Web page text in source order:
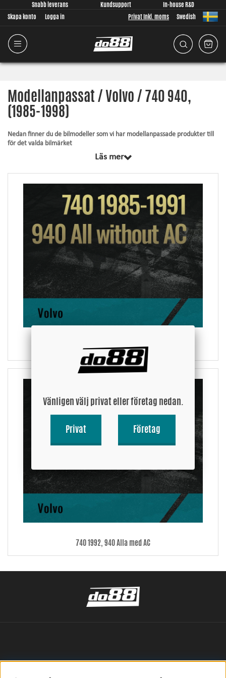
Snabb leverans Kundsupport
In-house R&D
Skapa konto
Logga in Privat Inkl. moms Swedish
Modellanpassat / Volvo / 740 940,
(1985-1998)
Nedan finner du de bilmodeller som vi har modellanpassade produkter till
för det valda bilmärket
Gemensamt för samtliga produkter inom denna kategori är att de är
krävs för montering.
– tål högre tryck, tål högre temperatur, förhöjer utseendet och
ger ökad driftsäkerhet.
– ökade flöden, lägre tryckfall och mjukare radier ger bättre
– ökade flöden, lägre tryckfall samt bättre kylning ger en
större luftmassa i insuget – effekt!
Vattenkylare – modern teknik med dubbla rader samt helsvetsade gavlar
ger förbättrad kylning och driftsäkerhet.
– utökad cellpaketsvolym och kylarea motverkar överhettning.
Läs mer
740 1985-1991, 940 utan AC
740 1992, 940 Alla med AC
Vänligen välj privat eller företag nedan.
Privat Företag